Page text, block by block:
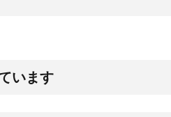
います